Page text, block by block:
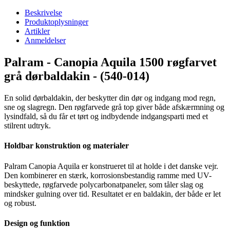
Beskrivelse
Produktoplysninger
Artikler
Anmeldelser
Palram - Canopia Aquila 1500 røgfarvet
grå dørbaldakin - (540-014)
En solid dørbaldakin, der beskytter din dør og indgang mod regn,
sne og slagregn. Den røgfarvede grå top giver både afskærmning og
lysindfald, så du får et tørt og indbydende indgangsparti med et
stilrent udtryk.
Holdbar konstruktion og materialer
Palram Canopia Aquila er konstrueret til at holde i det danske vejr.
Den kombinerer en stærk, korrosionsbestandig ramme med UV-
beskyttede, røgfarvede polycarbonatpaneler, som tåler slag og
mindsker gulning over tid. Resultatet er en baldakin, der både er let
og robust.
Design og funktion